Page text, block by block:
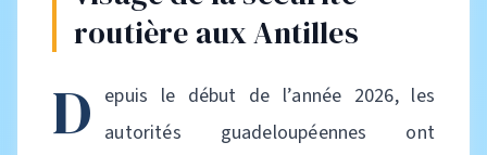
routière aux Antilles
D epuis le début de l’année 2026, les
autorités guadeloupéennes ont